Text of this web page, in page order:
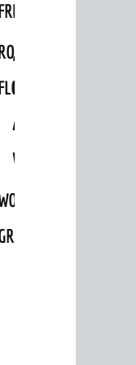
HERBST
„WOINEM
LIVE“
AM
WINDECKPLATZ